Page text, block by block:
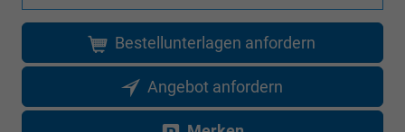
Bestellunterlagen anfordern
Angebot anfordern